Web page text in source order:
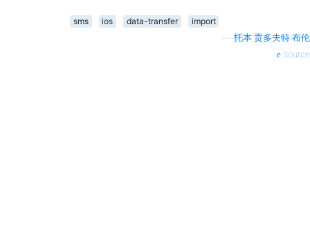
sms ios data-transfer
import
托本·贡多夫特·布伦
source